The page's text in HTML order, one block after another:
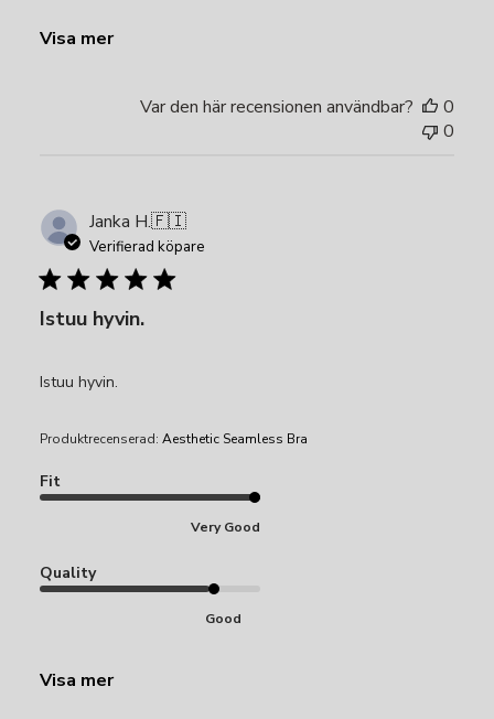
Visa mer
Var den här recensionen användbar?
0
0
Janka H.🇫🇮
Verifierad köpare
Istuu hyvin.
Istuu hyvin.
Produktrecenserad: Aesthetic Seamless Bra
Fit
Very Good
Quality
Good
Visa mer